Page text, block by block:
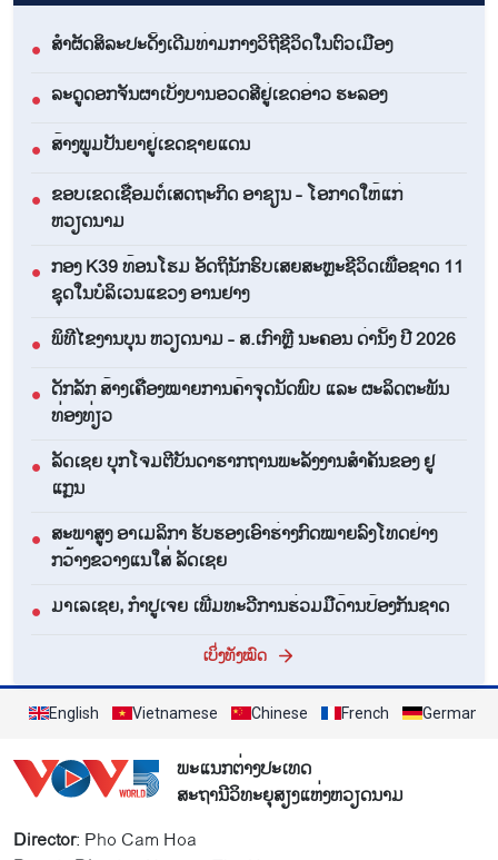
● ສຳຜັດສິລະປະດັ້ງເດີມທ່າມກາງວິຖີຊີວິດໃນຕົວເມືອງ
● ລະດູດອກຈັນຜາເບັ່ງບານອວດສີຢູ່ເຂດອ່າວ ຮະລອງ
● ສ້າງພູມປັນຍາຢູ່ເຂດຊາຍແດນ
● ຂອບເຂດເຊື່ອມຕໍ່ເສດຖະກິດ ອາຊຽນ - ໂອກາດໃຫ້ແກ່
ຫວຽດນາມ
● ກອງ K39 ທ້ອນໂຮມ ອັດຖິນັກຮົບເສຍສະຫຼະຊີວິດເພື່ອຊາດ 11
ຊຸດໃນບໍລິເວນແຂວງ ອານຢາງ
● ພິທີໄຂງານບຸນ ຫວຽດນາມ - ສ.ເກົາຫຼີ ນະຄອນ ດ່ານັ້ງ ປີ 2026
● ດັກລັກ ສ້າງເຄື່ອງໝາຍການຄ້າຈຸດນັດພົບ ແລະ ຜະລິດຕະພັນ
ທ່ອງທ່ຽວ
● ລັດເຊຍ ບຸກໂຈມຕີບັນດາຮາກຖານພະລັງງານສຳຄັນຂອງ ຢູ
ແກຼນ
● ສະພາສູງ ອາເມລິກາ ຮັບຮອງເອົາຮ່າງກົດໝາຍລົງໂທດຢ່າງ
ກວ້າງຂວາງແນໃສ່ ລັດເຊຍ
● ມາເລເຊຍ, ກຳປູເຈຍ ເພີ່ມທະວີການຮ່ວມມືດ້ານປ້ອງກັນຊາດ
ເບິ່ງທັງໝົດ
English Vietnamese Chinese French German
ພະແນກຕ່າງປະເທດ
ສະຖານີວິທະຍຸສຽງແຫ່ງຫວຽດນາມ
Director: Pho Cam Hoa